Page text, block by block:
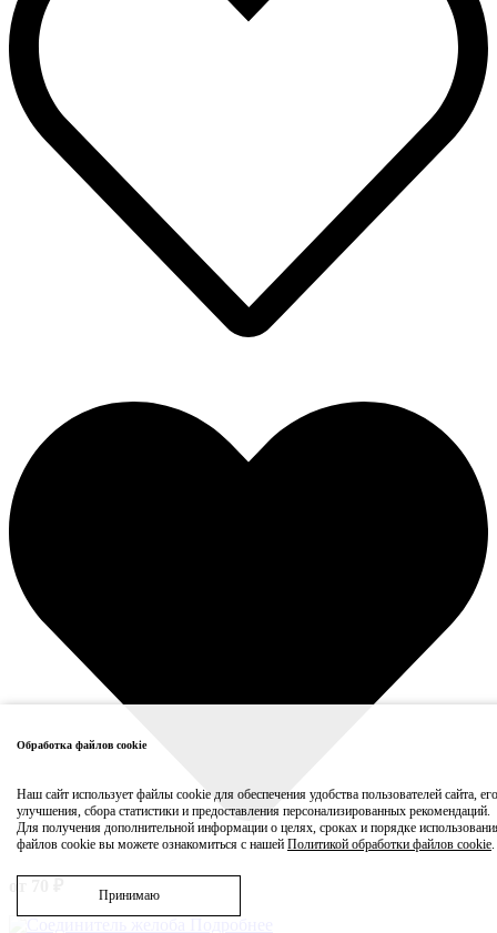
Обработка файлов cookie
Наш сайт использует файлы cookie для обеспечения удобства пользователей сайта, его
улучшения, сбора статистики и предоставления персонализированных рекомендаций.
Для получения дополнительной информации о целях, сроках и порядке
файлов cookie вы можете ознакомиться с нашей Политикой обработки файлов cookie.
Принимаю